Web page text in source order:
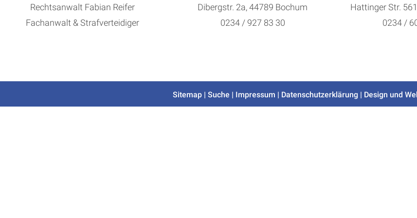
Rechtsanwalt Fabian Reifer
Fachanwalt & Strafverteidiger
Dibergstr. 2a, 44789 Bochum
0234 / 927 83 30
Hattinger Str.
0234 /
Sitemap| Suche | Impressum | Datenschutzerklärung | Design und